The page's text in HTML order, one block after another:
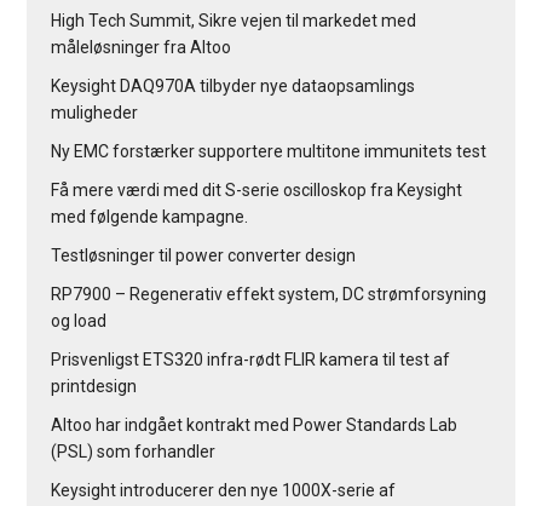
High Tech Summit, Sikre vejen til markedet med
måleløsninger fra Altoo
Keysight DAQ970A tilbyder nye dataopsamlings
muligheder
Ny EMC forstærker supportere multitone immunitets test
Få mere værdi med dit S-serie oscilloskop fra Keysight
med følgende kampagne.
Testløsninger til power converter design
RP7900 – Regenerativ effekt system, DC strømforsyning
og load
Prisvenligst ETS320 infra-rødt FLIR kamera til test af
printdesign
Altoo har indgået kontrakt med Power Standards Lab
(PSL) som forhandler
Keysight introducerer den nye 1000X-serie af